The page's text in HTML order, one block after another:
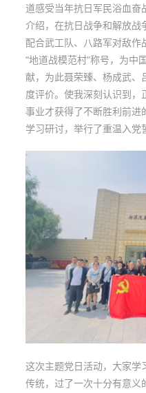
道感受当年抗日军民浴血奋
介绍，在抗日战争和解放战
配合武工队、八路军对敌
“地道战模范村”称号，为中
献，为此聂荣臻、杨成武、
度评价。使我深刻认识到
事业才获得了不断胜利前
学习研讨，举行了重温入党
这次主题党日活动，大家学
传统，过了一次十分有意